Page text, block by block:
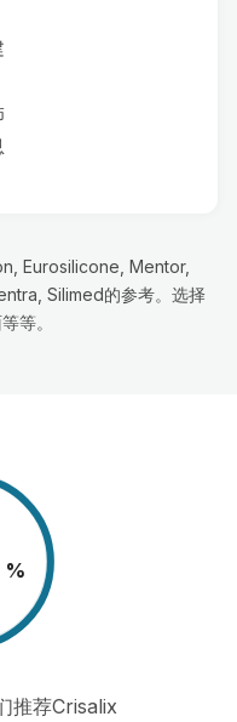
Eurosilicone, Mentor,
Silimed的参考。选择
等。
%
推荐Crisalix